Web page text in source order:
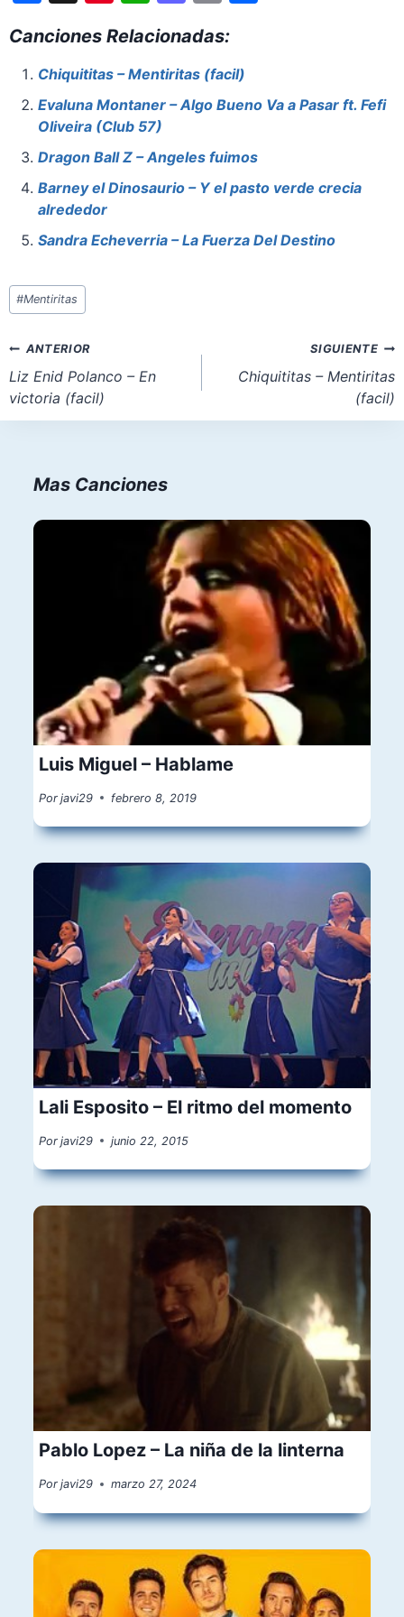
c
e
b
o
o
k
er
e
st
at
s
A
p
p
st
o
d
n
ai
l
Canciones Relacionadas:
Chiquititas – Mentiritas (facil)
Evaluna Montaner – Algo Bueno Va a Pasar ft. Fefi
Oliveira (Club 57)
Dragon Ball Z – Angeles fuimos
Barney el Dinosaurio – Y el pasto verde crecia
alrededor
Sandra Echeverria – La Fuerza Del Destino
Etiquetas
de
entrada:
#Mentiritas
Navegación
de
entradas
ANTERIOR
Liz Enid Polanco – En
victoria (facil)
SIGUIENTE
Chiquititas – Mentiritas
(facil)
Mas Canciones
Luis Miguel – Hablame
Por javi29 febrero 8, 2019
Lali Esposito – El ritmo del momento
Por javi29 junio 22, 2015
Pablo Lopez – La niña de la linterna
Por javi29 marzo 27, 2024